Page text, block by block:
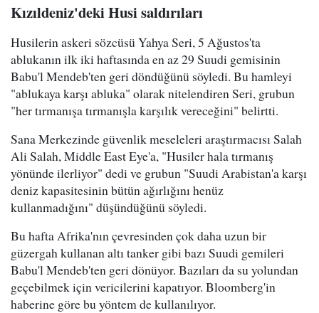
Kızıldeniz'deki Husi saldırıları
Husilerin askeri sözcüsü Yahya Seri, 5 Ağustos'ta
ablukanın ilk iki haftasında en az 29 Suudi gemisinin
Babu'l Mendeb'ten geri döndüğünü söyledi. Bu hamleyi
"ablukaya karşı abluka" olarak nitelendiren Seri, grubun
"her tırmanışa tırmanışla karşılık vereceğini" belirtti.
Sana Merkezinde güvenlik meseleleri araştırmacısı Salah
Ali Salah, Middle East Eye'a, "Husiler hala tırmanış
yönünde ilerliyor" dedi ve grubun "Suudi Arabistan'a karşı
deniz kapasitesinin bütün ağırlığını henüz
kullanmadığını" düşündüğünü söyledi.
Bu hafta Afrika'nın çevresinden çok daha uzun bir
güzergah kullanan altı tanker gibi bazı Suudi gemileri
Babu'l Mendeb'ten geri dönüyor. Bazıları da su yolundan
geçebilmek için vericilerini kapatıyor. Bloomberg'in
haberine göre bu yöntem de kullanılıyor.